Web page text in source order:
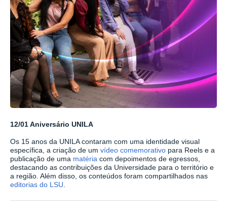
12/01 Aniversário UNILA
Os 15 anos da UNILA contaram com uma identidade visual
específica, a criação de um vídeo comemorativo para Reels e a
publicação de uma matéria com depoimentos de egressos,
destacando as contribuições da Universidade para o território e
a região. Além disso, os conteúdos foram compartilhados nas
editorias do LSU